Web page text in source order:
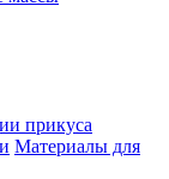
прикуса
Материалы для